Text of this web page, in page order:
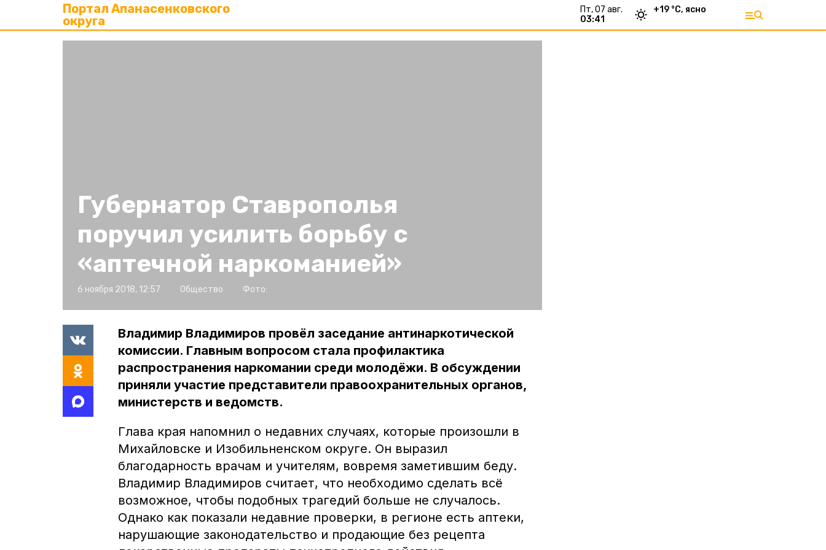
Портал Апанасенковского
округа
пт, 07 авг.
03:41
+19 °С, ясно
Губернатор Ставрополья
поручил усилить борьбу с
«аптечной наркоманией»
6 ноября 2018, 12:57 Общество Фото:
Владимир Владимиров провёл заседание антинаркотической
комиссии. Главным вопросом стала профилактика
распространения наркомании среди молодёжи. В обсуждении
приняли участие представители правоохранительных органов,
министерств и ведомств.
Глава края напомнил о недавних случаях, которые произошли в
Михайловске и Изобильненском округе. Он выразил
благодарность врачам и учителям, вовремя заметившим беду.
Владимир Владимиров считает, что необходимо сделать всё
возможное, чтобы подобных трагедий больше не случалось.
Однако как показали недавние проверки, в регионе есть аптеки,
нарушающие законодательство и продающие без рецепта